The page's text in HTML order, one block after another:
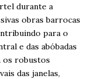
durante a
obras barrocas
para o
e das abóbadas
os robustos
das janelas,